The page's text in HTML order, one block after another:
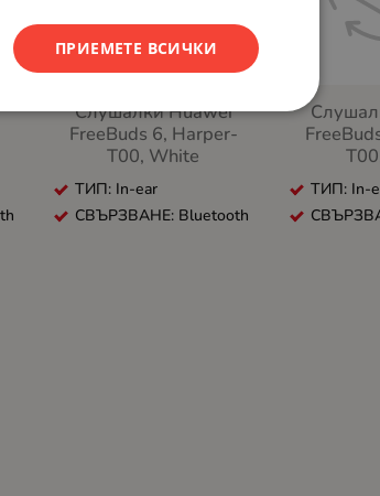
Слушалки Huawei
FreeBuds 6, Harper-
T00, White
ТИП: In-ear
СВЪРЗВАНЕ: Bluetooth
ТИП: In-
ПРИЕМЕТЕ ВСИЧКИ